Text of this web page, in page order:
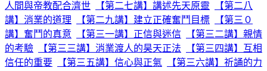
人間與帝教配合濟世
【第二七講】講述先天原靈
【第二八
講】消業的道理
【第二九講】建立正確奮鬥目標
【第三０
講】奮鬥的真意
【第三一講】正信與迷信
【第三二講】親情
的考驗
【第三三講】消業渡人的昊天正法
【第三四講】互相
信任的重要
【第三五講】信心與正氣
【第三六講】祈誦的力